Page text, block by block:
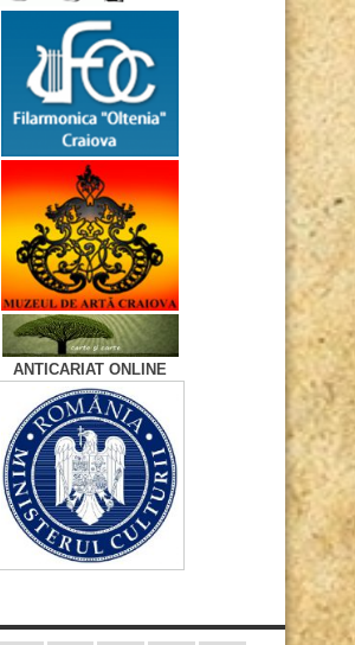
ANTICARIAT ONLINE